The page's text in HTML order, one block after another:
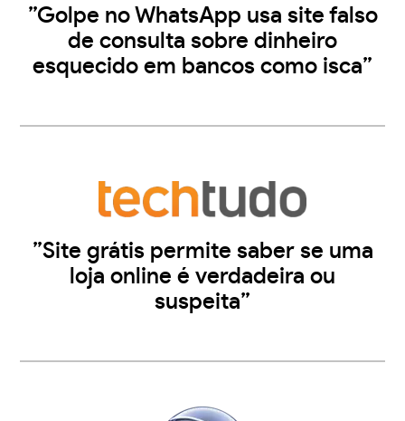
”Golpe no WhatsApp usa site falso
de consulta sobre dinheiro
esquecido em bancos como isca”
”Site grátis permite saber se uma
loja online é verdadeira ou
suspeita”